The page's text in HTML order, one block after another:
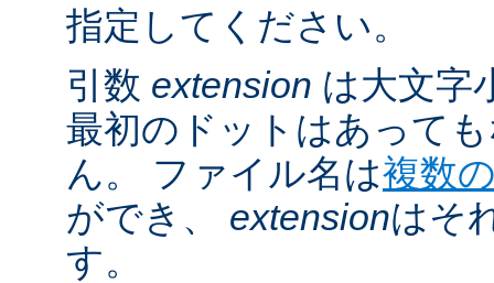
指定してください。
引数 extension は大文字
最初のドットはあって
ん。 ファイル名は複数
ができ、 extensionはそ
す。